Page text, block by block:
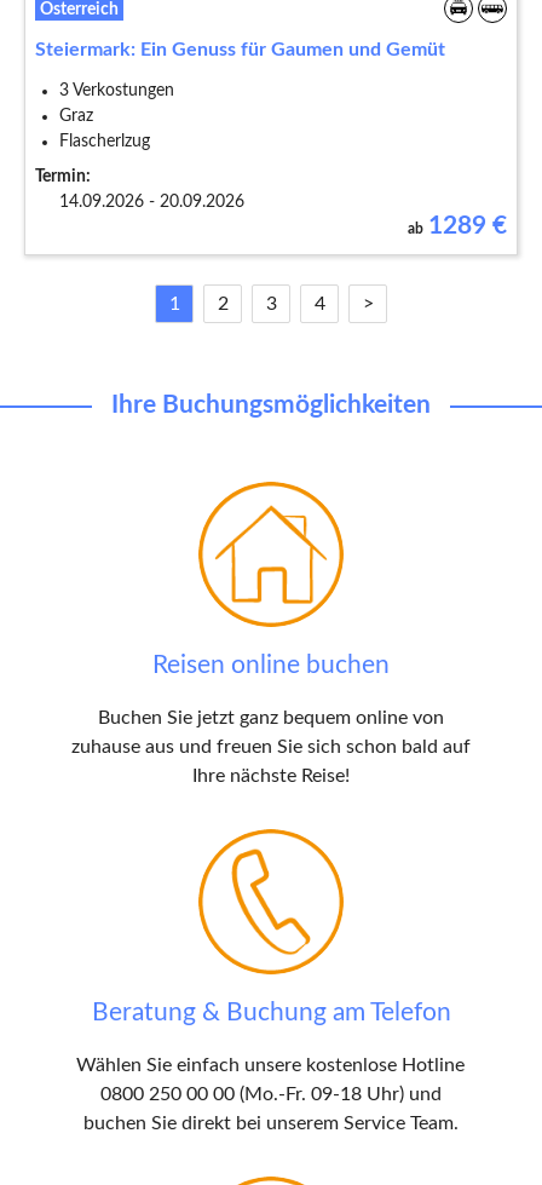
Österreich
Steiermark: Ein Genuss für Gaumen und Gemüt
3 Verkostungen
Graz
Flascherlzug
Termin:
14.09.2026 - 20.09.2026
ab 1289 €
1 2 3 4 >
Ihre Buchungsmöglichkeiten
Reisen online buchen
Buchen Sie jetzt ganz bequem online von
zuhause aus und freuen Sie sich schon bald auf
Ihre nächste Reise!
Beratung & Buchung am Telefon
Wählen Sie einfach unsere kostenlose Hotline
0800 250 00 00 (Mo.-Fr. 09-18 Uhr) und
buchen Sie direkt bei unserem Service Team.